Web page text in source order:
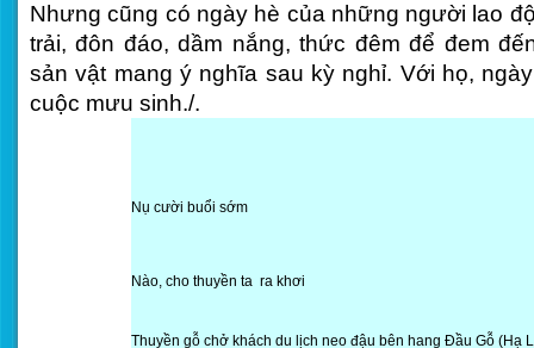
Nhưng cũng có ngày hè của những người lao
trải, đôn đáo, dầm nắng, thức đêm để đem
sản vật mang ý nghĩa sau kỳ nghỉ. Với họ,
cuộc mưu sinh./.
Nụ cười buổi sớm
Nào, cho thuyền ta ra khơi
Thuyền gỗ chở khách du lịch neo đậu bên hang Đầu Gỗ (Hạ